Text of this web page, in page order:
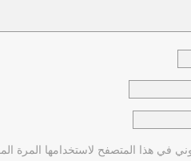
في هذا المتصفح لاستخدامها المرة